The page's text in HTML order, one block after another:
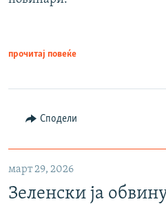
прочитај повеќе
Сподели
март 29, 2026
Зеленски ја